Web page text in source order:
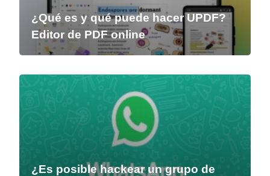
¿Qué es y qué puede hacer UPDF?
Editor de PDF online
¿Es posible hackear un grupo de